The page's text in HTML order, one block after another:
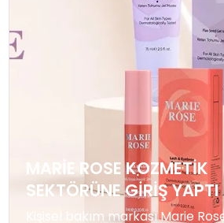
MARIE ROSE KOZMETIK
SEKTÖRÜNE GIRIŞ YAPTI
Kişisel bakım markası Marie